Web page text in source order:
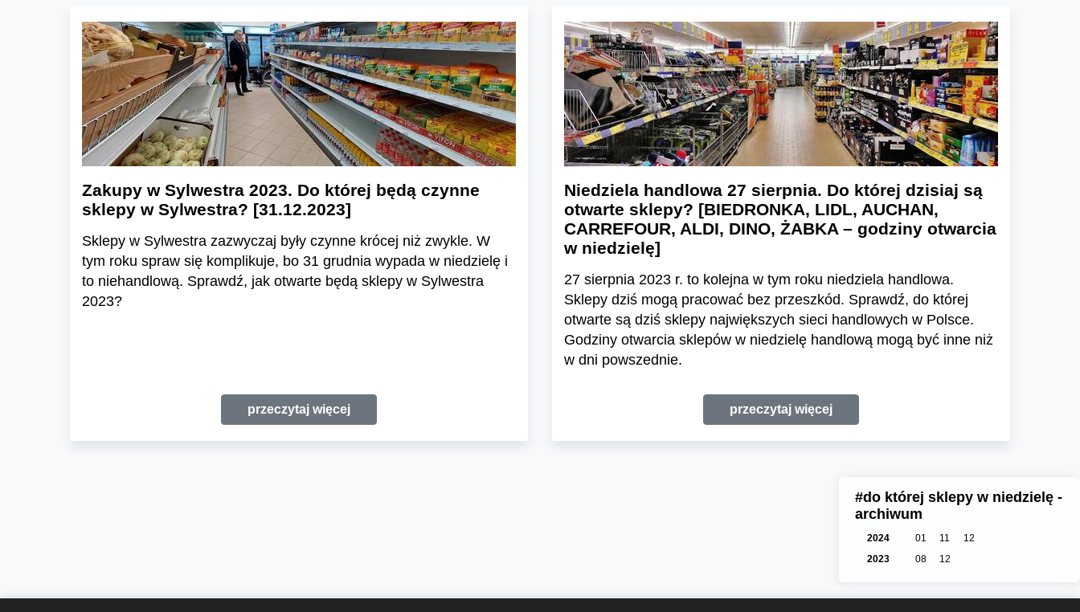
Zakupy w Sylwestra 2023. Do której będą czynne
sklepy w Sylwestra? [31.12.2023]
Sklepy w Sylwestra zazwyczaj były czynne krócej niż zwykle. W
tym roku spraw się komplikuje, bo 31 grudnia wypada w niedzielę i
to niehandlową. Sprawdź, jak otwarte będą sklepy w Sylwestra
2023?
przeczytaj więcej
Niedziela handlowa 27 sierpnia. Do której dzisiaj są
otwarte sklepy? [BIEDRONKA, LIDL, AUCHAN,
CARREFOUR, ALDI, DINO, ŻABKA – godziny otwarcia
w niedzielę]
27 sierpnia 2023 r. to kolejna w tym roku niedziela handlowa.
Sklepy dziś mogą pracować bez przeszkód. Sprawdź, do której
otwarte są dziś sklepy największych sieci handlowych w Polsce.
Godziny otwarcia sklepów w niedzielę handlową mogą być inne niż
w dni powszednie.
przeczytaj więcej
#do której sklepy w niedzielę -
archiwum
2024 01 11
12
2023
08 12